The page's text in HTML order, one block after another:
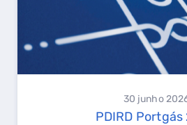
30 junho
PDIRD